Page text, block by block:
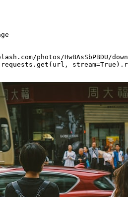
photos/HwBAsSbPBDU/
stream=True